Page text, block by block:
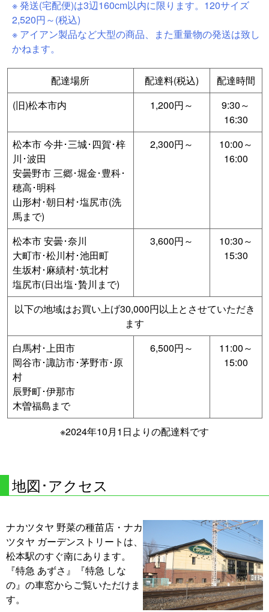
※ 発送(宅配便)は3辺160cm以内に限ります。120サイズ
2,520円～(税込)
※ アイアン製品など大型の商品、また重量物の発送は致し
かねます。
配達場所 配達料(税込)
配達時間
(旧)松本市内
1,200円～
9:30～
16:30
松本市 今井･三城･四賀･梓
川･波田
安曇野市 三郷･堀金･豊科･
穂高･明科
山形村･朝日村･塩尻市(洗
馬まで)
2,300円～
10:00～
16:00
松本市 安曇･奈川
大町市･松川村･池田町
生坂村･麻績村･筑北村
塩尻市(日出塩･贄川まで)
3,600円～
10:30～
15:30
以下の地域はお買い上げ30,000円以上とさせていただき
ます
白馬村･上田市
岡谷市･諏訪市･茅野市･原
村
辰野町･伊那市
木曽福島まで
6,500円～
11:00～
15:00
※2024年10月1日よりの配達料です
地図･アクセス
ナカツタヤ 野菜の種苗店・ナカ
ツタヤ ガーデンストリートは、
松本駅のすぐ南にあります。
『特急 あずさ』『特急 しな
の』の車窓からご覧いただけま
す。